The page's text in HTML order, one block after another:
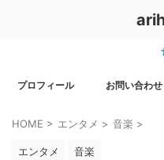
ちょっと
プロフィール お問い合わせ
HOME > エンタメ > 音楽 >
エンタメ 音楽